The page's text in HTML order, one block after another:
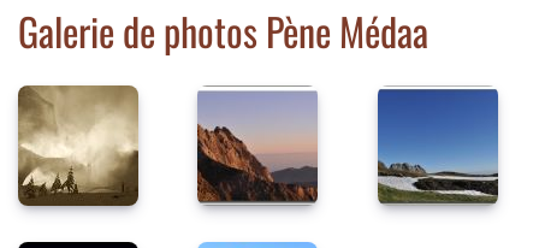
Galerie de photos Pène Médaa